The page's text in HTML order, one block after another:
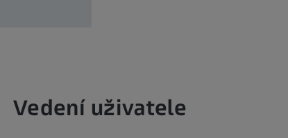
Vedení uživatele